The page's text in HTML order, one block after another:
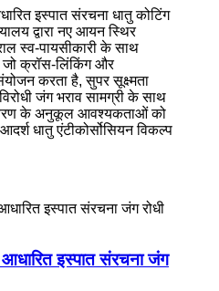
इस्पात संरचना धातु कोटिंग
द्वारा नए आयन स्थिर
स्व-पायसीकारी के साथ
जो क्रॉस-लिंकिंग और
करता है, सुपर सूक्ष्मता
जंग भराव सामग्री के साथ
के अनुकूल आवश्यकताओं को
धातु एंटीकोर्सोसियन विकल्प
इस्पात संरचना जंग